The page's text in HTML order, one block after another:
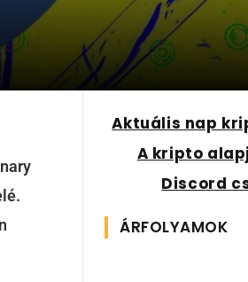
Aktuális nap
A kripto
Discord
ÁRFOLYAMOK